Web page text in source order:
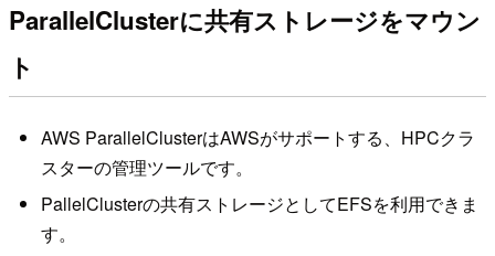
ParallelClusterに共有ストレージをマウン
ト
AWS ParallelClusterはAWSがサポートする、HPCクラ
スターの管理ツールです。
PallelClusterの共有ストレージとしてEFSを利用できま
す。